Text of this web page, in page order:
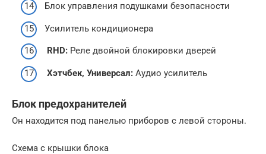
Блок управления подушками безопасности
Усилитель кондиционера
RHD: Реле двойной блокировки дверей
Хэтчбек, Универсал: Аудио усилитель
Блок предохранителей
Он находится под панелью приборов с левой стороны.
Схема с крышки блока